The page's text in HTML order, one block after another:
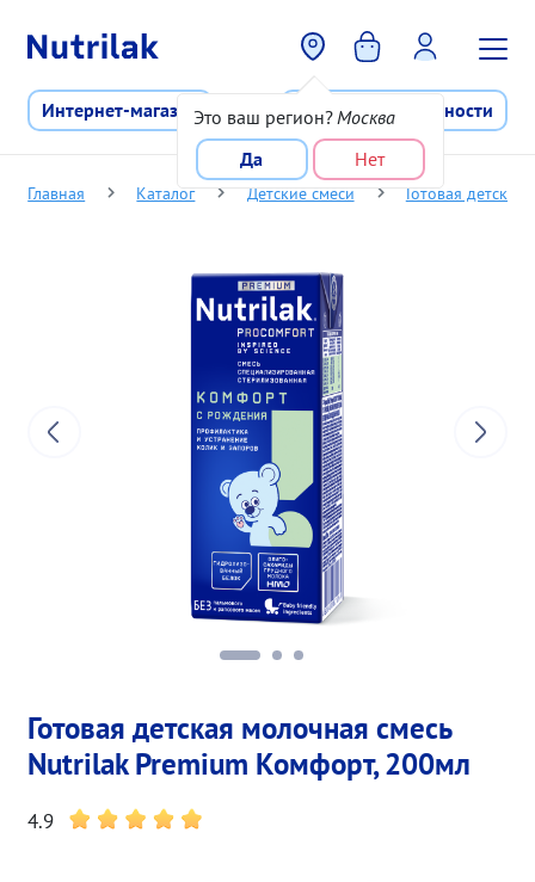
Это ваш регион? Москва
Да
Нет
Интернет-магазин Программа лояльности
Главная Каталог Детские смеси Готовая
Готовая детская молочная смесь
Nutrilak Premium Комфорт, 200мл
4.9